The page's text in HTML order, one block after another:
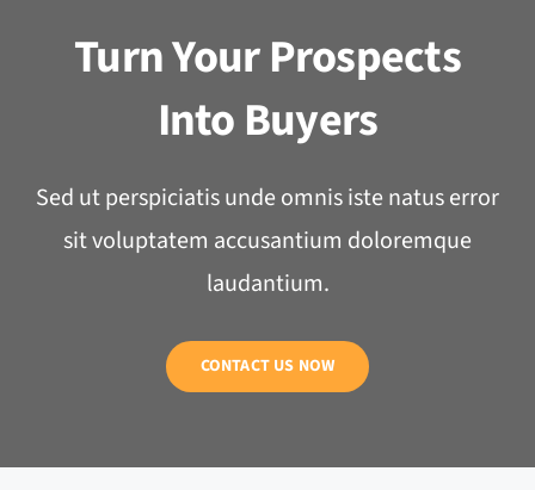
Turn Your Prospects
Into Buyers
Sed ut perspiciatis unde omnis iste natus error
sit voluptatem accusantium doloremque
laudantium.
CONTACT US NOW